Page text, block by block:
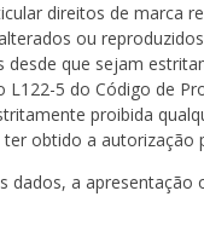
direitos de marca
ou
que sejam
5 do Código de
proibida
obtido a autorização
a apresentação